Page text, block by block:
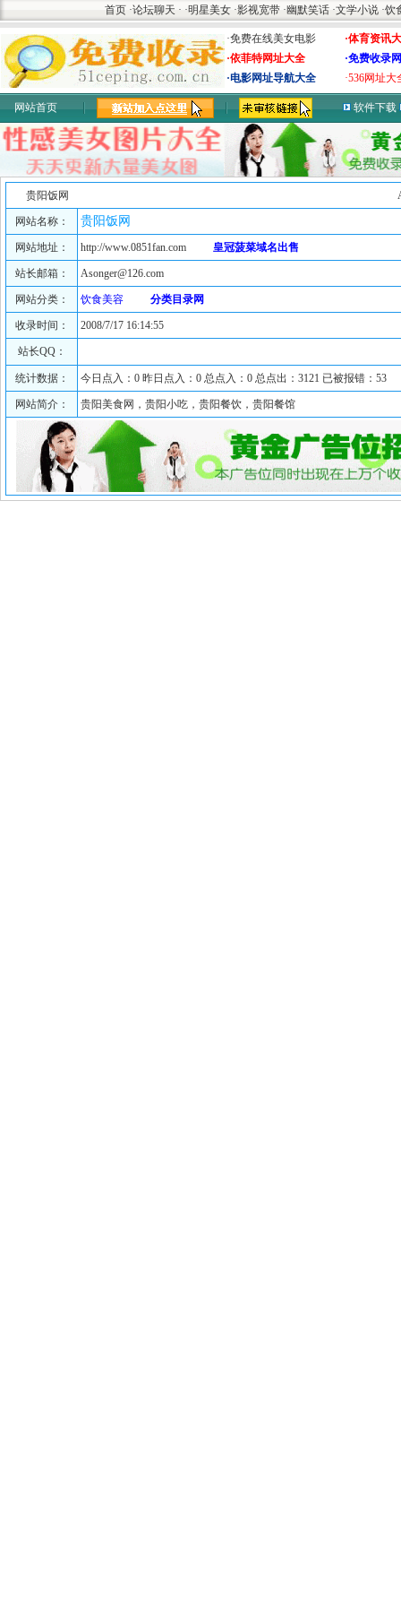
首页 ·论坛聊天 · ·明星美女 ·影视宽带 ·幽默笑话 ·文学小说 ·饮
·免费在线美女电影
·体育资讯
·依菲特网址大全
·免费收录
·电影网址导航大全
·536网址大
网站首页 软件下载
贵阳饭网
网站名称： 贵阳饭网
网站地址： http://www.0851fan.com 皇冠菠菜域名出售
站长邮箱： Asonger@126.com
网站分类： 饮食美容 分类目录网
收录时间： 2008/7/17 16:14:55
站长QQ：
统计数据： 今日点入：0 昨日点入：0 总点入：0 总点出：3121 已被报错：53
网站简介： 贵阳美食网，贵阳小吃，贵阳餐饮，贵阳餐馆